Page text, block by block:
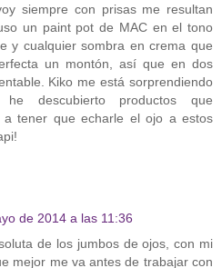
siempre con prisas me resultan
un paint pot de MAC en el tono
y cualquier sombra en crema que
un montón, así que en dos
Kiko me está sorprendiendo
he descubierto productos que
a tener que echarle el ojo a estos
de 2014 a las 11:36
de los jumbos de ojos, con mi
mejor me va antes de trabajar con